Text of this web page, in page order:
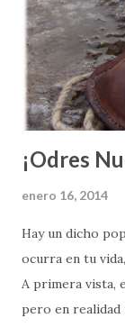
alcanza un nivel
los criticamos
ignorando el
su trabajo para
¡Odres
enero 16, 2014
Hay un dicho
ocurra en tu
A primera vista,
pero en realidad